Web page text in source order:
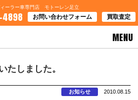
ーラー車専門店 モトーレン足立
お問い合わせフォーム 買取査定
MENU
たしました。
お知らせ 2010.08.15